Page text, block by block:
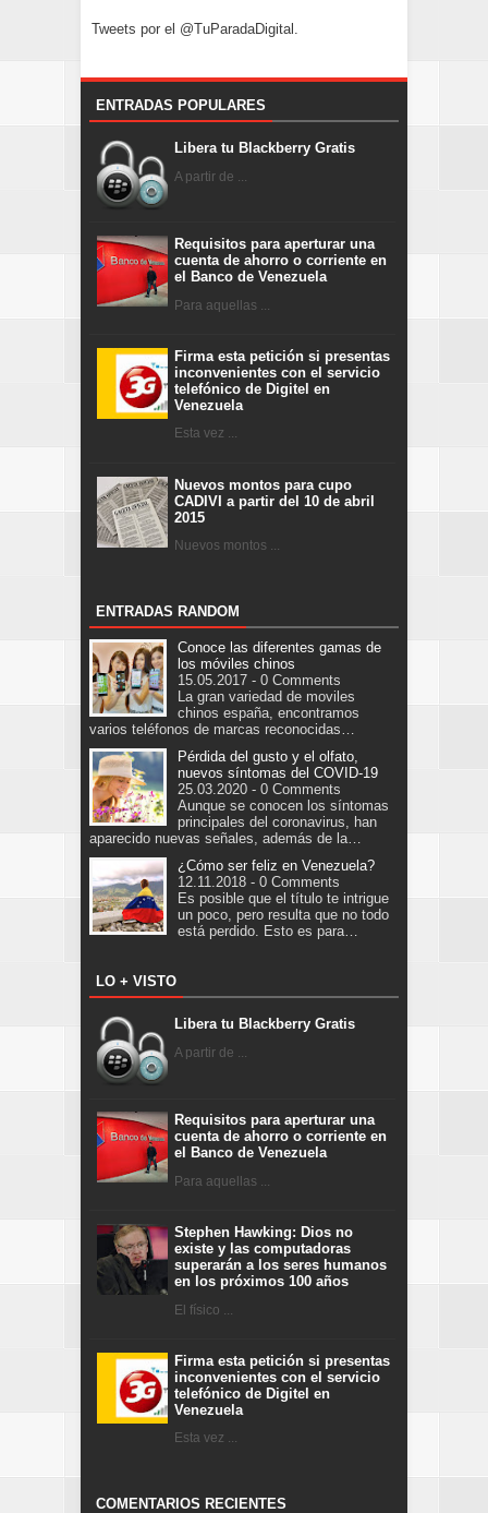
Tweets por el @TuParadaDigital.
ENTRADAS POPULARES
Libera tu Blackberry Gratis
A partir de ...
Requisitos para aperturar una
cuenta de ahorro o corriente en
el Banco de Venezuela
Para aquellas ...
Firma esta petición si presentas
inconvenientes con el servicio
telefónico de Digitel en
Venezuela
Esta vez ...
Nuevos montos para cupo
CADIVI a partir del 10 de abril
2015
Nuevos montos ...
ENTRADAS RANDOM
Conoce las diferentes gamas de
los móviles chinos
15.05.2017 - 0 Comments
La gran variedad de moviles
chinos españa, encontramos
varios teléfonos de marcas reconocidas…
Pérdida del gusto y el olfato,
nuevos síntomas del COVID-19
25.03.2020 - 0 Comments
Aunque se conocen los síntomas
principales del coronavirus, han
aparecido nuevas señales, además de la…
¿Cómo ser feliz en Venezuela?
12.11.2018 - 0 Comments
Es posible que el título te intrigue
un poco, pero resulta que no todo
está perdido. Esto es para…
LO + VISTO
Libera tu Blackberry Gratis
A partir de ...
Requisitos para aperturar una
cuenta de ahorro o corriente en
el Banco de Venezuela
Para aquellas ...
Stephen Hawking: Dios no
existe y las computadoras
superarán a los seres humanos
en los próximos 100 años
El físico ...
Firma esta petición si presentas
inconvenientes con el servicio
telefónico de Digitel en
Venezuela
Esta vez ...
COMENTARIOS RECIENTES